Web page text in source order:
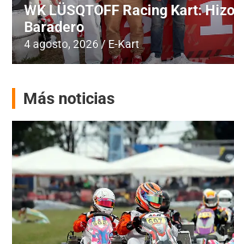
WK LÜSQTOFF Racing Kart:
Baradero
4 agosto, 2026 E-Kart
Más noticias